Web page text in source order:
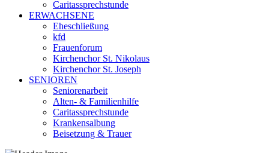
Caritassprechstunde
ERWACHSENE
Eheschließung
kfd
Frauenforum
Kirchenchor St. Nikolaus
Kirchenchor St. Joseph
SENIOREN
Seniorenarbeit
Alten- & Familienhilfe
Caritassprechstunde
Krankensalbung
Beisetzung & Trauer